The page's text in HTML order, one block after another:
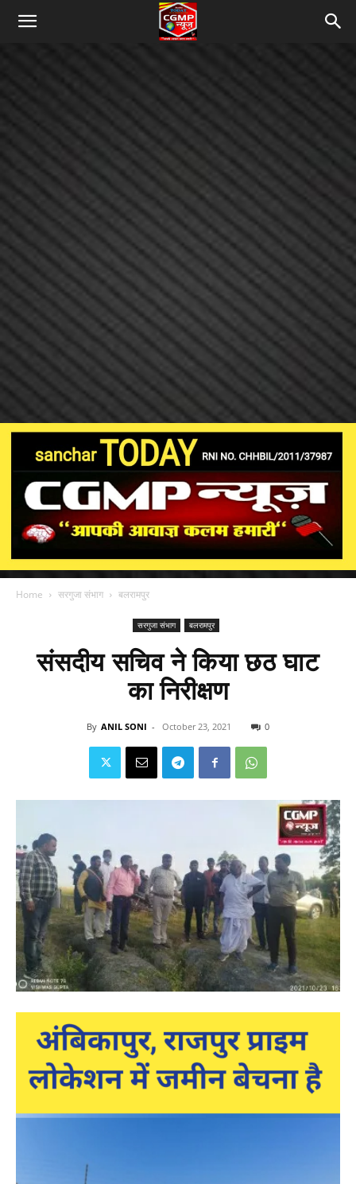
Home सरगुजा संभाग बलरामपुर
सरगुजा संभाग बलरामपुर
संसदीय सचिव ने किया छठ घाट
का निरीक्षण
By ANIL SONI - October 23, 2021 0